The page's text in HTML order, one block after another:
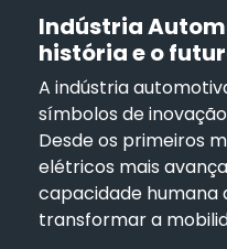
Indústria
história e o
A indústria
símbolos de
Desde os primeiros
elétricos mais
capacidade humana
transformar a